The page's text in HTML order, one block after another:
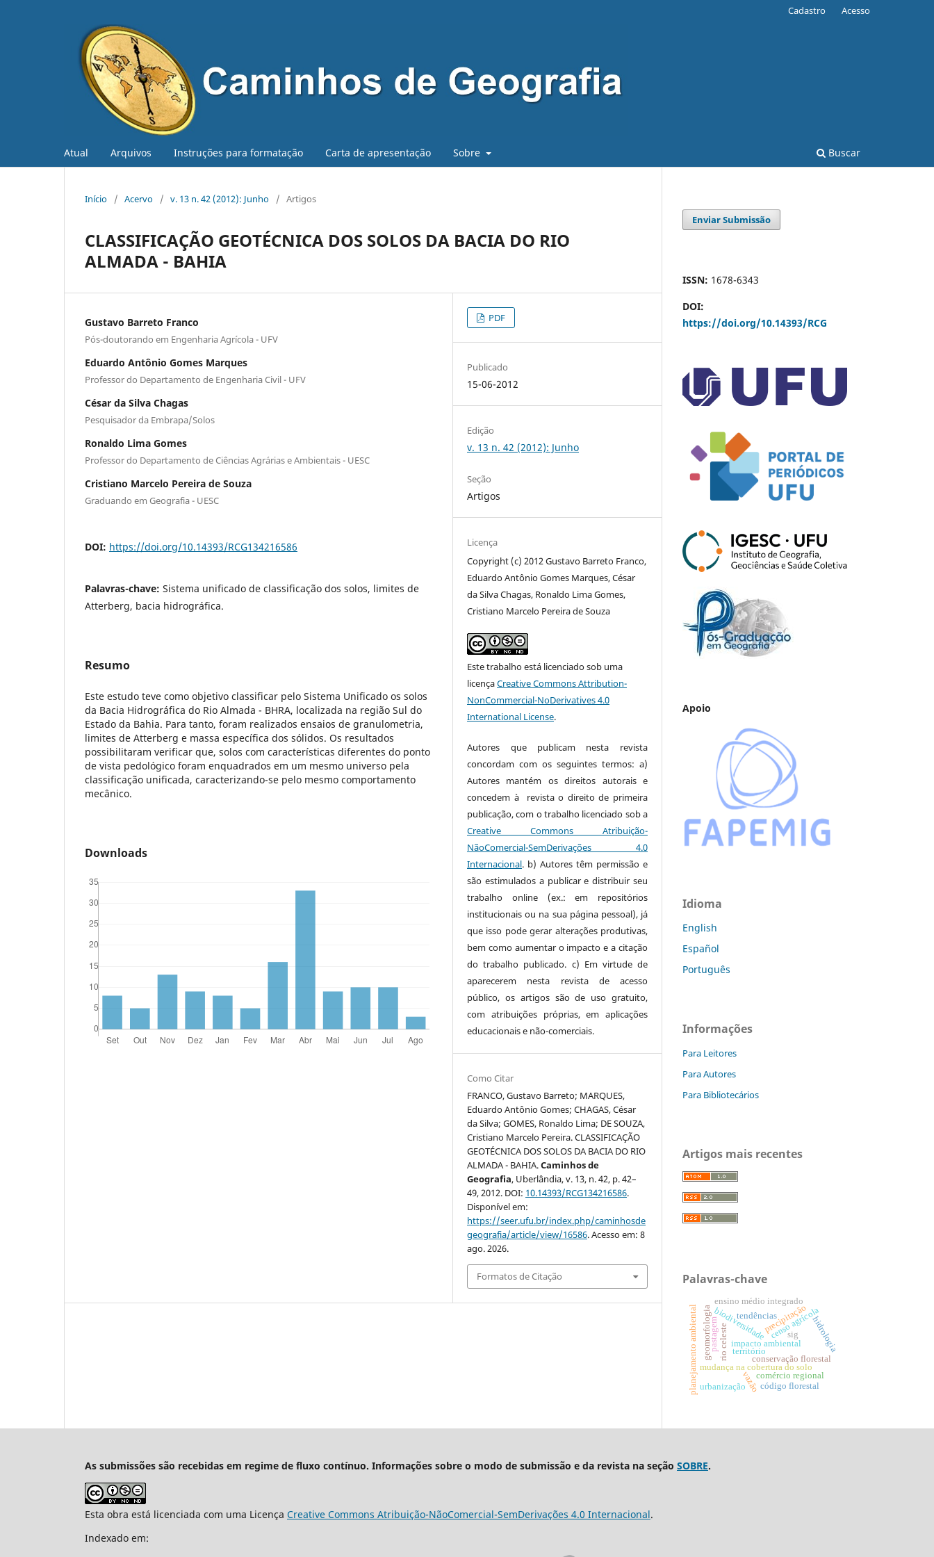
Atual Arquivos Instruções para formatação Carta de apresentação Sobre Buscar
Cadastro Acesso
Início / Acervo / v. 13 n. 42 (2012): Junho / Artigos
CLASSIFICAÇÃO GEOTÉCNICA DOS SOLOS DA BACIA DO RIO
ALMADA - BAHIA
Gustavo Barreto Franco
Pós-doutorando em Engenharia Agrícola - UFV
Eduardo Antônio Gomes Marques
Professor do Departamento de Engenharia Civil - UFV
César da Silva Chagas
Pesquisador da Embrapa/Solos
Ronaldo Lima Gomes
Professor do Departamento de Ciências Agrárias e Ambientais - UESC
Cristiano Marcelo Pereira de Souza
Graduando em Geografia - UESC
DOI: https://doi.org/10.14393/RCG134216586
Palavras-chave: Sistema unificado de classificação dos solos, limites de
Atterberg, bacia hidrográfica.
Resumo
Este estudo teve como objetivo classificar pelo Sistema Unificado os solos
da Bacia Hidrográfica do Rio Almada - BHRA, localizada na região Sul do
Estado da Bahia. Para tanto, foram realizados ensaios de granulometria,
limites de Atterberg e massa específica dos sólidos. Os resultados
possibilitaram verificar que, solos com características diferentes do ponto
de vista pedológico foram enquadrados em um mesmo universo pela
classificação unificada, caracterizando-se pelo mesmo comportamento
mecânico.
Downloads
PDF
Publicado
15-06-2012
Edição
v. 13 n. 42 (2012): Junho
Seção
Artigos
Licença
Copyright (c) 2012 Gustavo Barreto Franco,
Eduardo Antônio Gomes Marques, César
da Silva Chagas, Ronaldo Lima Gomes,
Cristiano Marcelo Pereira de Souza
Este trabalho está licenciado sob uma
licençaCreative Commons Attribution-
NonCommercial-NoDerivatives 4.0
International License.
Autores que publicam nesta revista
concordam com os seguintes termos: a)
Autores mantém os direitos autorais e
concedem à revista o direito de primeira
publicação, com o trabalho licenciado sob a
Creative Commons Atribuição-
NãoComercial-SemDerivações 4.0
Internacional. b) Autores têm permissão e
são estimulados a publicar e distribuir seu
trabalho online (ex.: em repositórios
institucionais ou na sua página pessoal), já
que isso pode gerar alterações produtivas,
bem como aumentar o impacto e a citação
do trabalho publicado. c) Em virtude de
aparecerem nesta revista de acesso
público, os artigos são de uso gratuito,
com atribuições próprias, em aplicações
educacionais e não-comerciais.
Como Citar
FRANCO, Gustavo Barreto; MARQUES,
Eduardo Antônio Gomes; CHAGAS, César
da Silva; GOMES, Ronaldo Lima; DE SOUZA,
Cristiano Marcelo Pereira. CLASSIFICAÇÃO
GEOTÉCNICA DOS SOLOS DA BACIA DO RIO
ALMADA - BAHIA.Caminhos de
Geografia, Uberlândia, v. 13, n. 42, p. 42–
49, 2012. DOI: 10.14393/RCG134216586.
Disponível em:
https://seer.ufu.br/index.php/caminhosde
geografia/article/view/16586. Acesso em: 8
ago. 2026.
Formatos de Citação
Enviar Submissão
ISSN: 1678-6343
DOI:
https://doi.org/10.14393/RCG
Apoio
Idioma
English
Español
Português
Informações
Para Leitores
Para Autores
Para Bibliotecários
Artigos mais recentes
Palavras-chave
conservação florestal
impacto ambiental
censo agrícola
biodiversidade
mudança na cobertura do solo
rio celeste
tendênciasprecipitação
vazão
geomorfologia hidrologia
planejamento ambiental território
comércio regional
ensino médio integrado
pastagem
código florestal
urbanização
sig
As submissões são recebidas em regime de fluxo contínuo. Informações sobre o modo de submissão e da revista na seção SOBRE.
Esta obra está licenciada com uma Licença Creative Commons Atribuição-NãoComercial-SemDerivações 4.0 Internacional.
Indexado em: